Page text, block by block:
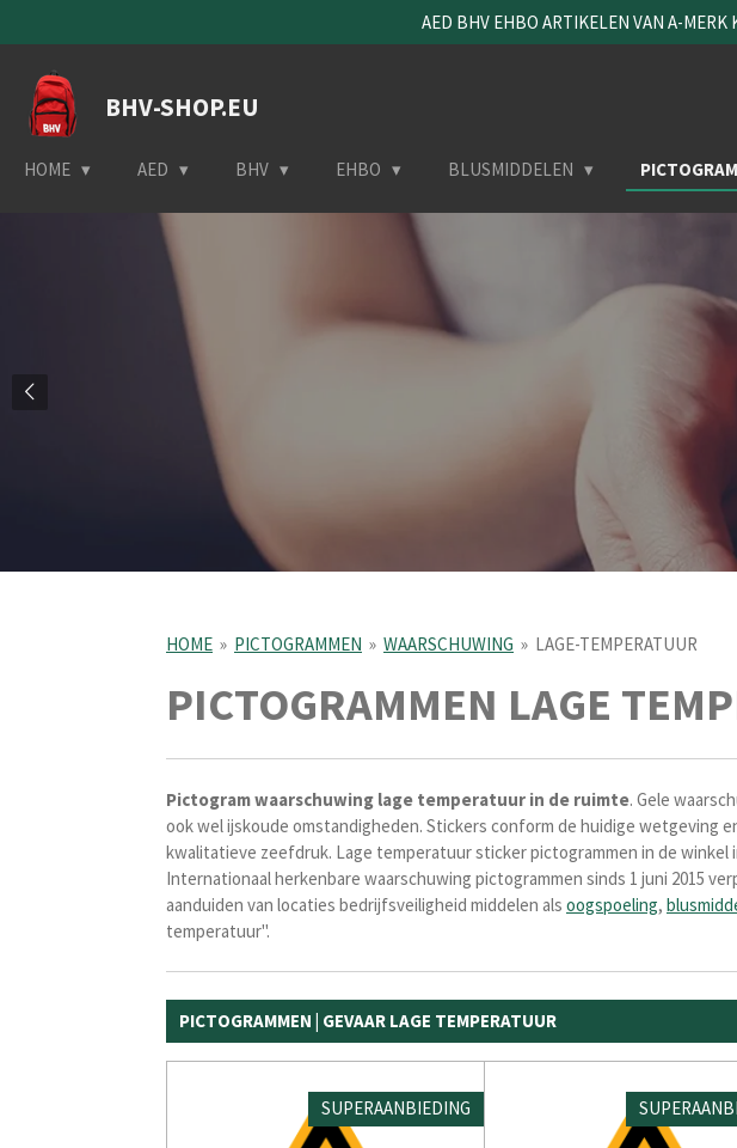
direct
naar
hoofdinhoud
AED BHV EHBO ARTIKELEN VAN A-
BHV-SHOP.EU
HOME AED BHV EHBO BLUSMIDDELEN
HOME » PICTOGRAMMEN » WAARSCHUWING » LAGE-TEMPERATUUR
PICTOGRAMMEN LAGE
Pictogramwaarschuwing lage temperatuur in de ruimte. Gele
ook wel ijskoude omstandigheden. Stickers conform de huidige wetgeving
kwalitatieve zeefdruk. Lage temperatuur sticker pictogrammen in de winkel
Internationaal herkenbare waarschuwing pictogrammen sinds 1 juni 2015
aanduiden van locaties bedrijfsveiligheid middelen als oogspoeling,
temperatuur".
PICTOGRAMMEN | GEVAAR LAGE TEMPERATUUR
SUPERAANBIEDING